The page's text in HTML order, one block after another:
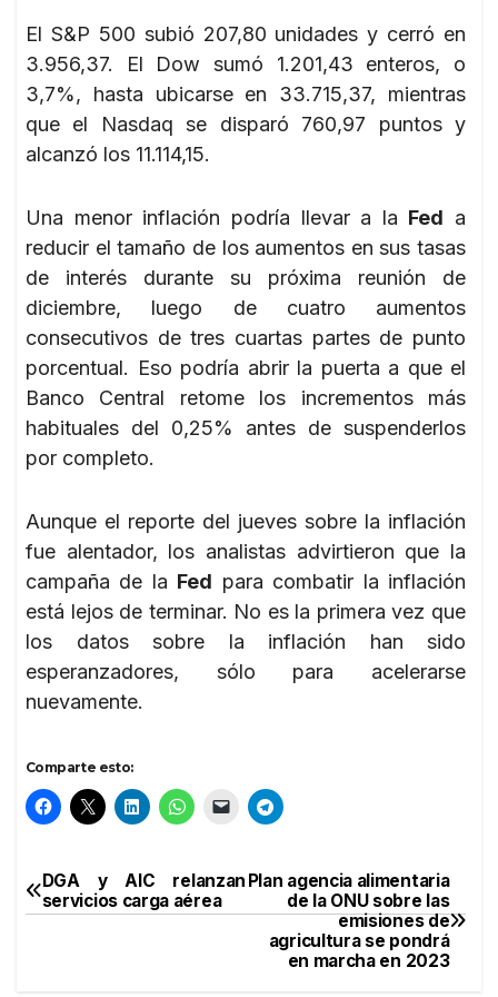
El S&P 500 subió 207,80 unidades y cerró en
3.956,37. El Dow sumó 1.201,43 enteros, o
3,7%, hasta ubicarse en 33.715,37, mientras
que el Nasdaq se disparó 760,97 puntos y
alcanzó los 11.114,15.
Una menor inflación podría llevar a la Fed a
reducir el tamaño de los aumentos en sus tasas
de interés durante su próxima reunión de
diciembre, luego de cuatro aumentos
consecutivos de tres cuartas partes de punto
porcentual. Eso podría abrir la puerta a que el
Banco Central retome los incrementos más
habituales del 0,25% antes de suspenderlos
por completo.
Aunque el reporte del jueves sobre la inflación
fue alentador, los analistas advirtieron que la
campaña de la Fed para combatir la inflación
está lejos de terminar. No es la primera vez que
los datos sobre la inflación han sido
esperanzadores, sólo para acelerarse
nuevamente.
Comparte esto:
Navegación
Plan agencia alimentaria
de la ONU sobre las
emisiones de
agricultura se pondrá
en marcha en 2023
DGA y AIC relanzan
servicios carga aérea